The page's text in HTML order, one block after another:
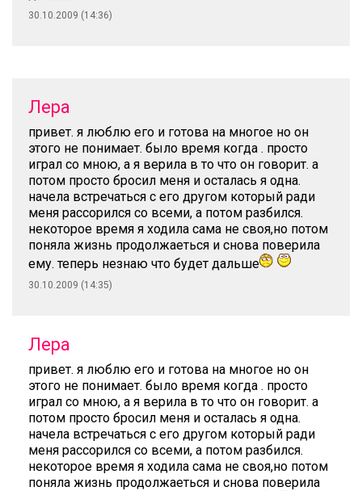
30.10.2009 (14:36)
Лера
привет. я люблю его и готова на многое но он
этого не понимает. было время когда . просто
играл со мною, а я верила в то что он говорит. а
потом просто бросил меня и осталась я одна.
начела встречаться с его другом который ради
меня рассорился со всеми, а потом разбился.
некоторое время я ходила сама не своя,но потом
поняла жизнь продолжаеться и снова поверила
ему. теперь незнаю что будет дальше
30.10.2009 (14:35)
Лера
привет. я люблю его и готова на многое но он
этого не понимает. было время когда . просто
играл со мною, а я верила в то что он говорит. а
потом просто бросил меня и осталась я одна.
начела встречаться с его другом который ради
меня рассорился со всеми, а потом разбился.
некоторое время я ходила сама не своя,но потом
поняла жизнь продолжаеться и снова поверила